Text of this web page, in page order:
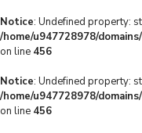
Notice: Undefined property:
/home/u947728978/
on line 456
Notice: Undefined property:
/home/u947728978/
on line 456